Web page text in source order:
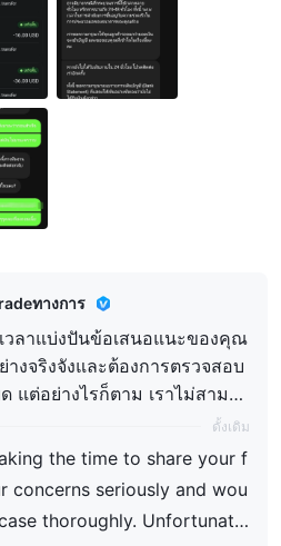
นะนำปฏิทินเศรษฐกิจในตัวและฟีด
ใช้สามารถเข้าถึงเหตุการณ์เศรษฐกิจ
ข่าวที่ส่งผลต่อตลาดที่รวบรวมไว้
ารประกาศข้อมูลได้โดยไม่ต้องออก
มีการผสานรวมทางเทคนิครวมถึงวิด
ปรับให้เข้ากับ UI ของแพลตฟอร์ม
รับภาษาของผู้ใช้และรูปแบบวันที่
ร์มการเรียนรู้ที่มีโครงสร้าง—Versus
ทรดฟรี, โมดูลสำคัญเกี่ยวกับการ
นอัตโนมัติสำหรับผู้ใช้ใหม่ (ผ่าน
มือสำหรับลูกค้าปัจจุบัน
การเทรดที่เรียบง่ายด้วยคุณสมบัติต่าง
ที่เป็นกรรมสิทธิ์ของโบรกเกอร์
ใต้การจดทะเบียนธุรกิจทั่วไป ซึ่งอาจ
รดเดอร์ที่เน้นการหลีกเลี่ยงความ
ทางการ
งจริงจังและต้องการตรวจสอบ
ต่อย่างไรก็ตาม เราไม่สามาร
อมูลที่ให้ไว้ในรีวิวของคุณ เพื่
รดติดต่อทีมสนับสนุนของเราผ่า
ป็นทางการ: support@versu
ค้นหาบัญชีของคุณและตรวจสอ
ดั้งเดิม
thoroughly. Unfortunatel